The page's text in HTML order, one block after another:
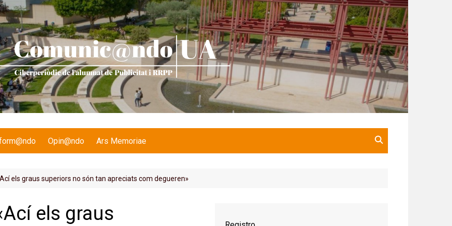
Opin@ndo Ars Memoriae
els graus superiors no són tan apreciats com degueren»
els graus